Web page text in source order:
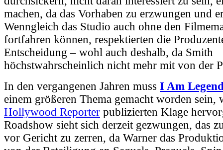
machen, da das Vorhaben zu erzwungen und
Wenngleich das Studio auch ohne den
fortfahren können, respektierten die
Entscheidung – wohl auch deshalb, da Smith
höchstwahrscheinlich nicht mehr mit von der
In den vergangenen Jahren muss I Am
einem größeren Thema gemacht worden sein,
Hollywood Reporter publizierten Klage
Roadshow sieht sich derzeit gezwungen, das
vor Gericht zu zerren, da Warner das